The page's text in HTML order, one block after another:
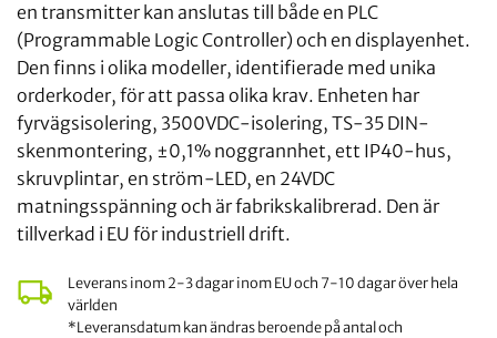
en transmitter kan anslutas till både en PLC
(Programmable Logic Controller) och en displayenhet.
Den finns i olika modeller, identifierade med unika
orderkoder, för att passa olika krav. Enheten har
fyrvägsisolering, 3500VDC-isolering, TS-35 DIN-
skenmontering, ±0,1% noggrannhet, ett IP40-hus,
skruvplintar, en ström-LED, en 24VDC
matningsspänning och är fabrikskalibrerad. Den är
tillverkad i EU för industriell drift.
Leverans inom 2-3 dagar inom EU och 7-10 dagar över hela
världen
*Leveransdatum kan ändras beroende på antal och